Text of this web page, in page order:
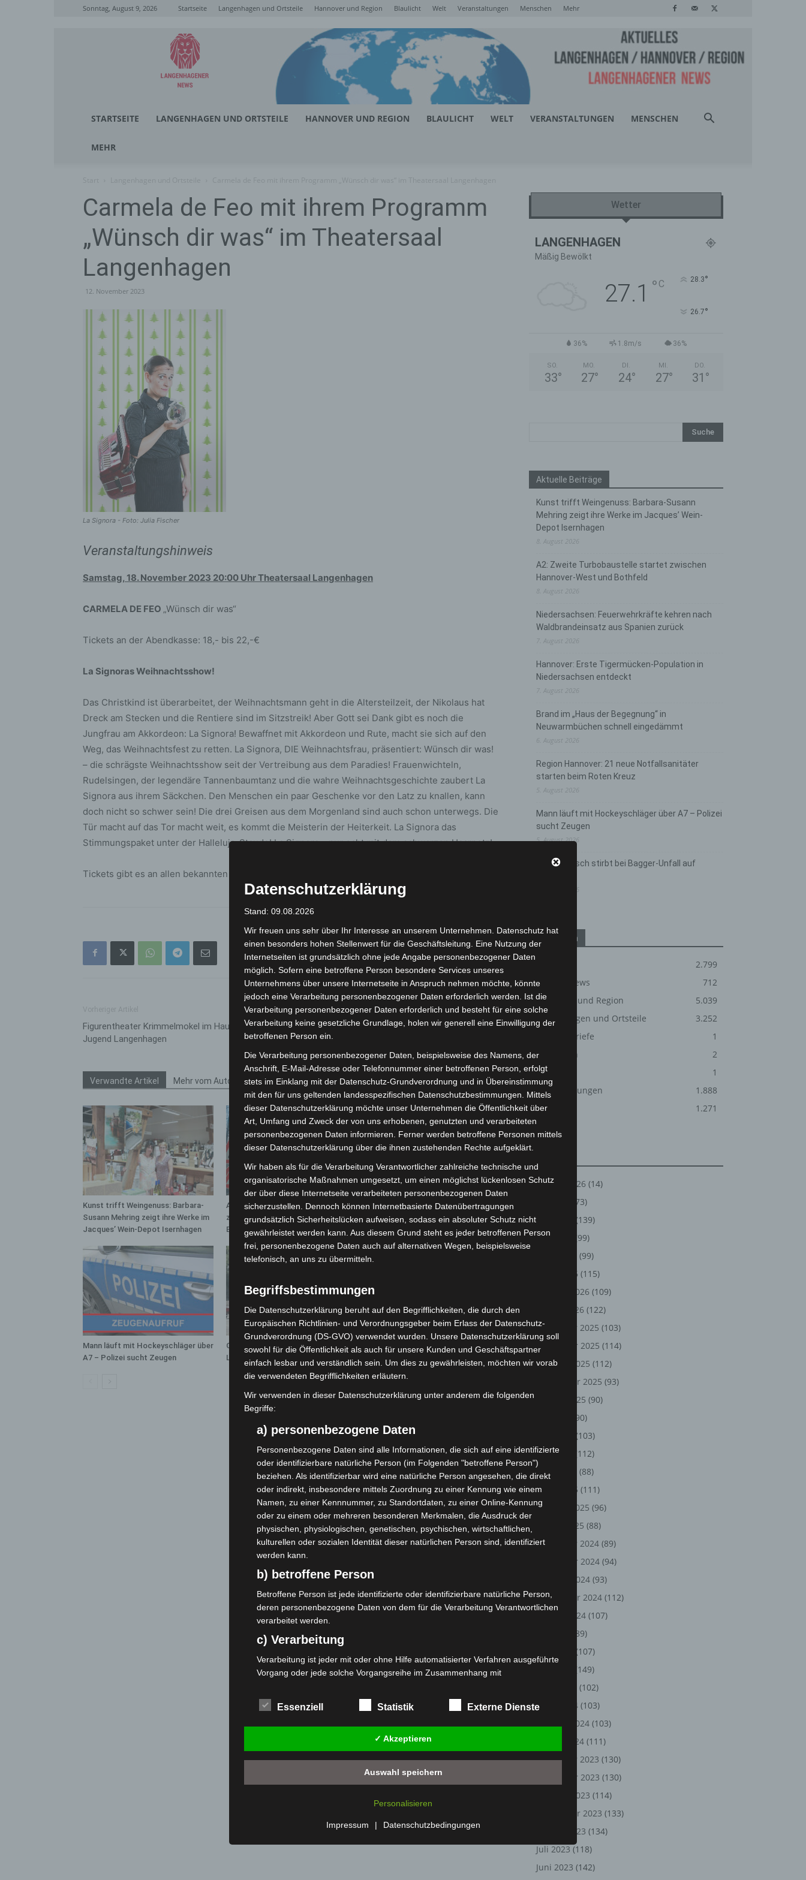
Sonntag, August 9, 2026 Startseite Langenhagen und Ortsteile Hannover und Region Blaulicht Welt Veranstaltungen Menschen Mehr
Langenhagener
News
STARTSEITE LANGENHAGEN UND ORTSTEILE HANNOVER UND REGION BLAULICHT WELT VERANSTALTUNGEN MENSCHEN
MEHR
Carmela de Feo mit ihrem Programm
„Wünsch dir was“ im Theatersaal
Langenhagen
12. November 2023
La Signora - Foto: Julia Fischer
Veranstaltungshinweis
Samstag, 18. November 2023 20:00 Uhr Theatersaal Langenhagen
CARMELA DE FEO „Wünsch dir was“
Tickets an der Abendkasse: 18,- bis 22,-€
La Signoras Weihnachtsshow!
Das Christkind ist überarbeitet, der Weihnachtsmann geht in die Altersteilzeit, der Nikolaus hat
Dreck am Stecken und die Rentiere sind im Sitzstreik! Aber Gott sei Dank gibt es noch die
Jungfrau am Akkordeon: La Signora! Bewaffnet mit Akkordeon und Rute, macht sie sich auf den
Weg, das Weihnachtsfest zu retten. La Signora, DIE Weihnachtsfrau, präsentiert: Wünsch dir was!
– die schrägste Weihnachtsshow seit der Vertreibung aus dem Paradies! Frauenwichteln,
Rudelsingen, der legendäre Tannenbaumtanz und die wahre Weihnachtsgeschichte zaubert La
Signora aus ihrem Säckchen. Den Menschen ein paar Geschenke vor den Latz zu knallen, kann
doch nicht so schwer sein! Die drei Greisen aus dem Morgenland sind auch schon unterwegs. Die
Tür macht auf das Tor macht weit, es kommt die Meisterin der Heiterkeit. La Signora das
Stimmungspaket unter der Halleluja-Staude! La Signora – nur echt mit dem schwarzen Haarnetz!
Tickets gibt es an allen bekannten VVK-Stellen, unter www.eventim.de und an der Abendkasse.
Figurentheater Krimmelmokel im Haus der
Jugend Langenhagen
Nächster Artikel
Von Krebsmedizin bis Ausbildung: 2.500 Gäste
Verwandte Artikel Mehr vom Autor
Kunst trifft Weingenuss: Barbara-
Susann Mehring zeigt ihre Werke im
Jacques’ Wein-Depot Isernhagen
A2: Zweite Turbobaustelle startet
zwischen Hannover-West und
Bothfeld
Hannover: Erste Tigermücken-
Population in Niedersachsen
entdeckt
Mann läuft mit Hockeyschläger über
A7 – Polizei sucht Zeugen
Gasleitung bei McDonald’s-Umbau in
Langenhagen beschädigt
Hannover Klassik Open Air 2026:
Wetter
LANGENHAGEN
Mäßig Bewölkt
27.1 ° C 28.3°
26.7°
36% 1.8m/s 36%
SO.
33°
MO.
27°
DI.
24°
MI.
27°
DO.
31 °
Aktuelle Beiträge
Kunst trifft Weingenuss: Barbara-Susann
Mehring zeigt ihre Werke im Jacques’ Wein-
Depot Isernhagen
8. August 2026
A2: Zweite Turbobaustelle startet zwischen
Hannover-West und Bothfeld
8. August 2026
Niedersachsen: Feuerwehrkräfte kehren nach
Waldbrandeinsatz aus Spanien zurück
7. August 2026
Hannover: Erste Tigermücken-Population in
Niedersachsen entdeckt
7. August 2026
Brand im „Haus der Begegnung“ in
Neuwarmbüchen schnell eingedämmt
6. August 2026
Region Hannover: 21 neue Notfallsanitäter
starten beim Roten Kreuz
5. August 2026
Mann läuft mit Hockeyschläger über A7 – Polizei
sucht Zeugen
5. August 2026
Celle: Mensch stirbt bei Bagger-Unfall auf
Kategorien
2.799
Corona-News
712
Hannover und Region
5.039
Langenhagen und Ortsteile
3.252
Leserbriefe
1
Menschen
2
Über uns
1
Veranstaltungen
1.888
Welt
1.271
August 2026 (14)
(73)
(139)
Mai 2026
(99)
(99)
März 2026 (115)
Februar 2026 (109)
Januar 2026 (122)
Dezember 2025 (103)
November 2025 (114)
Oktober 2025 (112)
September 2025 (93)
August 2025 (90)
(90)
(103)
Mai 2025
(112)
April 2025
(88)
März 2025 (111)
Februar 2025 (96)
Januar 2025 (88)
Dezember 2024 (89)
November 2024 (94)
Oktober 2024 (93)
September 2024 (112)
August 2024 (107)
(89)
(107)
(149)
(102)
März 2024 (103)
Februar 2024 (103)
Januar 2024 (111)
Dezember 2023 (130)
November 2023 (130)
Oktober 2023 (114)
September 2023 (133)
August 2023 (134)
Juli 2023 (118)
Juni 2023 (142)
Datenschutzerklärung
Stand: 09.08.2026
Wir freuen uns sehr über Ihr Interesse an unserem Unternehmen. Datenschutz hat
einen besonders hohen Stellenwert für die Geschäftsleitung. Eine Nutzung der
Internetseiten ist grundsätzlich ohne jede Angabe personenbezogener Daten
möglich. Sofern eine betroffene Person besondere Services unseres
Unternehmens über unsere Internetseite in Anspruch nehmen möchte, könnte
jedoch eine Verarbeitung personenbezogener Daten erforderlich werden. Ist die
Verarbeitung personenbezogener Daten erforderlich und besteht für eine solche
Verarbeitung keine gesetzliche Grundlage, holen wir generell eine Einwilligung der
betroffenen Person ein.
Die Verarbeitung personenbezogener Daten, beispielsweise des Namens, der
Anschrift, E-Mail-Adresse oder Telefonnummer einer betroffenen Person, erfolgt
stets im Einklang mit der Datenschutz-Grundverordnung und in Übereinstimmung
mit den für uns geltenden landesspezifischen Datenschutzbestimmungen. Mittels
dieser Datenschutzerklärung möchte unser Unternehmen die Öffentlichkeit über
Art, Umfang und Zweck der von uns erhobenen, genutzten und verarbeiteten
personenbezogenen Daten informieren. Ferner werden betroffene Personen mittels
dieser Datenschutzerklärung über die ihnen zustehenden Rechte aufgeklärt.
Wir haben als für die Verarbeitung Verantwortlicher zahlreiche technische und
organisatorische Maßnahmen umgesetzt, um einen möglichst lückenlosen Schutz
der über diese Internetseite verarbeiteten personenbezogenen Daten
sicherzustellen. Dennoch können Internetbasierte Datenübertragungen
grundsätzlich Sicherheitslücken aufweisen, sodass ein absoluter Schutz nicht
gewährleistet werden kann. Aus diesem Grund steht es jeder betroffenen Person
frei, personenbezogene Daten auch auf alternativen Wegen, beispielsweise
telefonisch, an uns zu übermitteln.
Begriffsbestimmungen
Die Datenschutzerklärung beruht auf den Begrifflichkeiten, die durch den
Europäischen Richtlinien- und Verordnungsgeber beim Erlass der Datenschutz-
Grundverordnung (DS-GVO) verwendet wurden. Unsere Datenschutzerklärung soll
sowohl für die Öffentlichkeit als auch für unsere Kunden und Geschäftspartner
einfach lesbar und verständlich sein. Um dies zu gewährleisten, möchten wir vorab
die verwendeten Begrifflichkeiten erläutern.
Wir verwenden in dieser Datenschutzerklärung unter anderem die folgenden
Begriffe:
a) personenbezogene Daten
Personenbezogene Daten sind alle Informationen, die sich auf eine identifizierte
oder identifizierbare natürliche Person (im Folgenden "betroffene Person")
beziehen. Als identifizierbar wird eine natürliche Person angesehen, die direkt
oder indirekt, insbesondere mittels Zuordnung zu einer Kennung wie einem
Namen, zu einer Kennnummer, zu Standortdaten, zu einer Online-Kennung
oder zu einem oder mehreren besonderen Merkmalen, die Ausdruck der
physischen, physiologischen, genetischen, psychischen, wirtschaftlichen,
kulturellen oder sozialen Identität dieser natürlichen Person sind, identifiziert
werden kann.
b) betroffene Person
Betroffene Person ist jede identifizierte oder identifizierbare natürliche Person,
deren personenbezogene Daten von dem für die Verarbeitung Verantwortlichen
verarbeitet werden.
c) Verarbeitung
Verarbeitung ist jeder mit oder ohne Hilfe automatisierter Verfahren ausgeführte
Vorgang oder jede solche Vorgangsreihe im Zusammenhang mit
das Ordnen, die Speicherung, die Anpassung oder Veränderung, das Auslesen,
das Abfragen, die Verwendung, die Offenlegung durch Übermittlung, Verbreitung
oder eine andere Form der Bereitstellung, den Abgleich oder die Verknüpfung,
die Einschränkung, das Löschen oder die Vernichtung.
d) Einschränkung der Verarbeitung
Einschränkung der Verarbeitung ist die Markierung gespeicherter
Profiling ist jede Art der automatisierten Verarbeitung personenbezogener
Daten, die darin besteht, dass diese personenbezogenen Daten verwendet
werden, um bestimmte persönliche Aspekte, die sich auf eine natürliche Person
Essenziell Statistik Externe Dienste
✓ Akzeptieren
Auswahl speichern
Personalisieren
Impressum | Datenschutzbedingungen